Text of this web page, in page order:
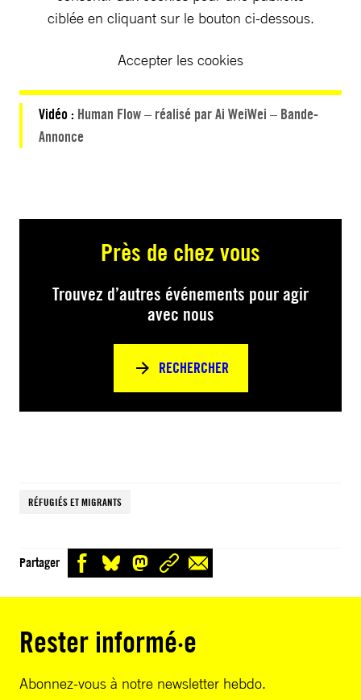
ciblée en cliquant sur le bouton ci-dessous.
Accepter les cookies
Vidéo : Human Flow – réalisé par Ai WeiWei – Bande-
Annonce
Près de chez vous
Trouvez d’autres événements pour agir
avec nous
RECHERCHER
RÉFUGIÉS ET MIGRANTS
Partager
Rester informé·e
Abonnez-vous à notre newsletter hebdo.